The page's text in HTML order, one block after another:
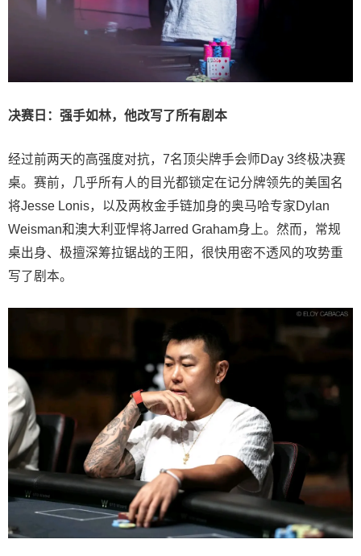
决赛日：强手如林，他改写了所有剧本
经过前两天的高强度对抗，7名顶尖牌手会师Day 3终极决赛
桌。赛前，几乎所有人的目光都锁定在记分牌领先的美国名
将Jesse Lonis，以及两枚金手链加身的奥马哈专家Dylan
Weisman和澳大利亚悍将Jarred Graham身上。然而，常规
桌出身、极擅深筹拉锯战的王阳，很快用密不透风的攻势重
写了剧本。